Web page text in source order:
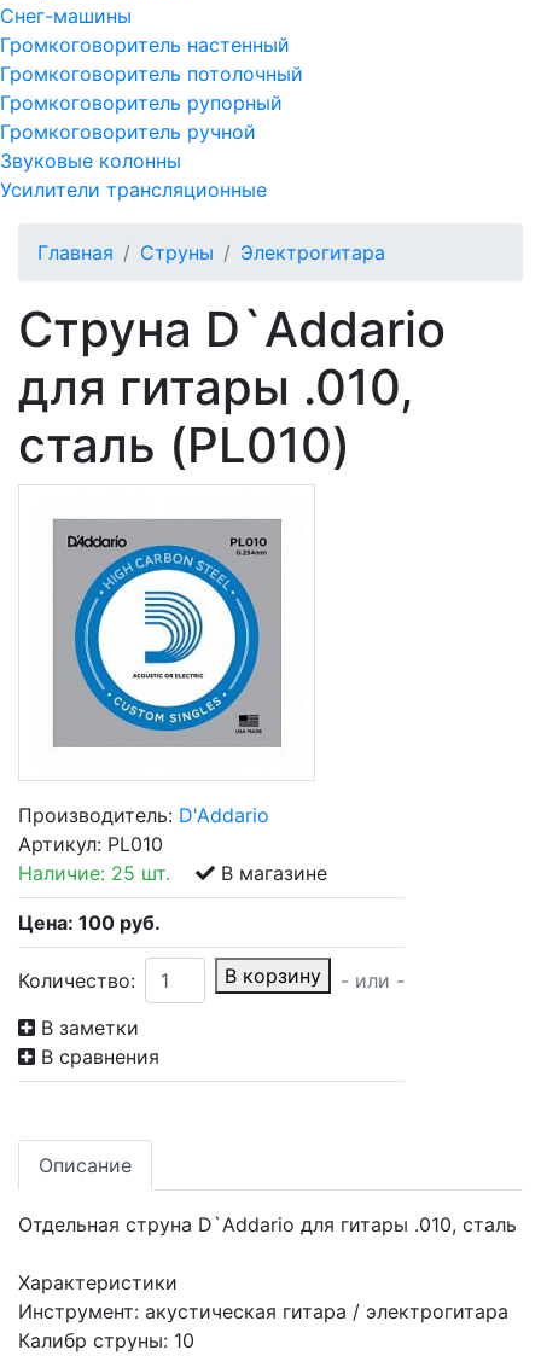
Снег-машины
Громкоговоритель настенный
Громкоговоритель потолочный
Громкоговоритель рупорный
Громкоговоритель ручной
Звуковые колонны
Усилители трансляционные
Главная Струны Электрогитара
Струна D`Addario
для гитары .010,
сталь (PL010)
Производитель: D'Addario
Артикул: PL010
Наличие: 25 шт. В магазине
Цена: 100 руб.
Количество: В корзину
- или -
В заметки
В сравнения
Описание
Отдельная струна D`Addario для гитары .010, сталь
Характеристики
Инструмент: акустическая гитара / электрогитара
Калибр струны: 10